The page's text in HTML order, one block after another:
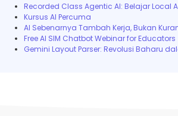
Recorded Class Agentic AI: Belajar Local
Kursus AI Percuma
AI Sebenarnya Tambah Kerja, Bukan
Free AI SIM Chatbot Webinar for Educators
Gemini Layout Parser: Revolusi Baharu